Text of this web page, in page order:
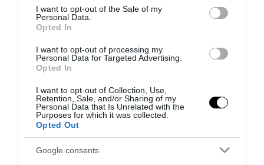
consent section.
I want to opt-out of the Sale of my
Personal Data.
Opted In
I want to opt-out of processing my
Personal Data for Targeted Advertising.
Opted In
I want to opt-out of Collection, Use,
Retention, Sale, and/or Sharing of my
Personal Data that Is Unrelated with the
Purposes for which it was collected.
Opted Out
Google consents